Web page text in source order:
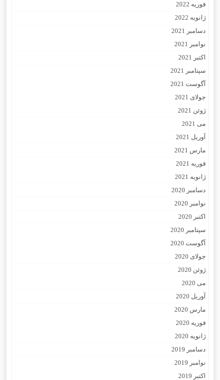
فوریه 2022
ژانویه 2022
دسامبر 2021
نوامبر 2021
اکتبر 2021
سپتامبر 2021
آگوست 2021
جولای 2021
ژوئن 2021
می 2021
آوریل 2021
مارس 2021
فوریه 2021
ژانویه 2021
دسامبر 2020
نوامبر 2020
اکتبر 2020
سپتامبر 2020
آگوست 2020
جولای 2020
ژوئن 2020
می 2020
آوریل 2020
مارس 2020
فوریه 2020
ژانویه 2020
دسامبر 2019
نوامبر 2019
اکتبر 2019